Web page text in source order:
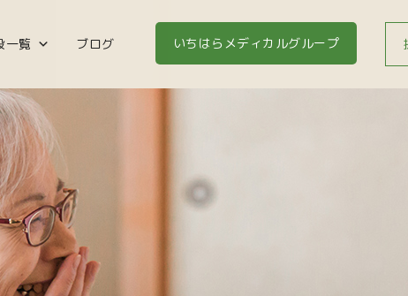
一覧 ブログ いちはらメディカルグループ